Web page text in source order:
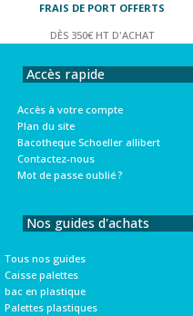
FRAIS DE PORT OFFERTS
DÈS 350€ HT D'ACHAT
Accès rapide
Accès à votre compte
Plan du site
Bacotheque Schoeller allibert
Contactez-nous
Mot de passe oublié ?
Nos guides d'achats
Tous nos guides
Caisse palettes
bac en plastique
Palettes plastiques